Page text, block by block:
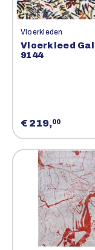
Vloerkleden
Vloerkleed
9144
€ 219,00